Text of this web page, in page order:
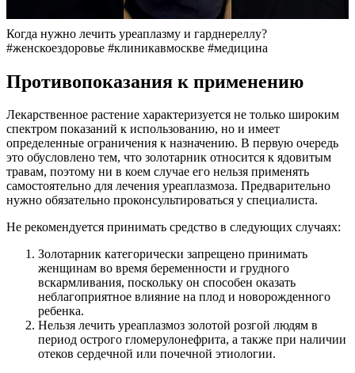
Когда нужно лечить уреаплазму и гарднереллу?
#женскоездоровье #клиникавмоскве #медицина
Противопоказания к применению
Лекарственное растение характеризуется не только широким
спектром показаний к использованию, но и имеет
определенные ограничения к назначению. В первую очередь
это обусловлено тем, что золотарник относится к ядовитым
травам, поэтому ни в коем случае его нельзя применять
самостоятельно для лечения уреаплазмоза. Предварительно
нужно обязательно проконсультироваться у специалиста.
Не рекомендуется принимать средство в следующих случаях:
Золотарник категорически запрещено принимать
женщинам во время беременности и грудного
вскармливания, поскольку он способен оказать
неблагоприятное влияние на плод и новорожденного
ребенка.
Нельзя лечить уреаплазмоз золотой розгой людям в
период острого гломерулонефрита, а также при наличии
отеков сердечной или почечной этиологии.